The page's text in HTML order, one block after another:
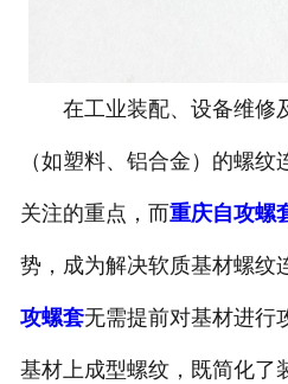
在工业装配、设备维修
（如塑料、铝合金）的螺
关注的重点，而重庆自攻螺
势，成为解决软质基材螺纹
攻螺套无需提前对基材进行
基材上成型螺纹，既简化